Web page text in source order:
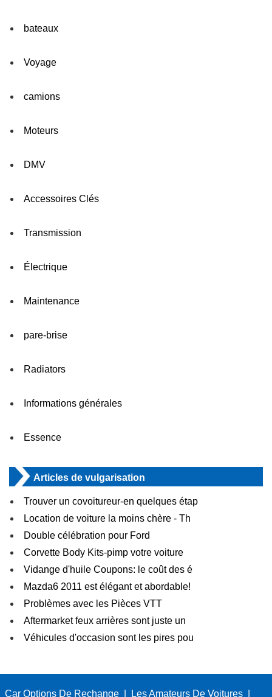
bateaux
Voyage
camions
Moteurs
DMV
Accessoires Clés
Transmission
Électrique
Maintenance
pare-brise
Radiators
Informations générales
Essence
Articles de vulgarisation
Trouver un covoitureur-en quelques étap
Location de voiture la moins chère - Th
Double célébration pour Ford
Corvette Body Kits-pimp votre voiture
Vidange d'huile Coupons: le coût des é
Mazda6 2011 est élégant et abordable!
Problèmes avec les Pièces VTT
Aftermarket feux arrières sont juste un
Véhicules d'occasion sont les pires pou
Car Options De Rechange Les Amateurs De Voitures